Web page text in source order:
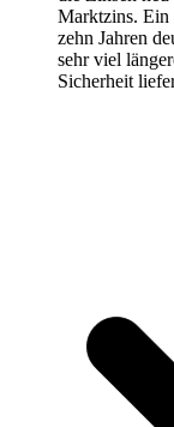
Marktzins. Ein
zehn Jahren
sehr viel
Sicherheit